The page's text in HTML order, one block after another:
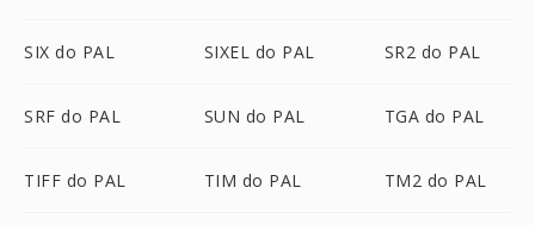
SIX do PAL SIXEL do PAL SR2 do PAL
SRF do PAL SUN do PAL TGA do PAL
TIFF do PAL TIM do PAL TM2 do PAL